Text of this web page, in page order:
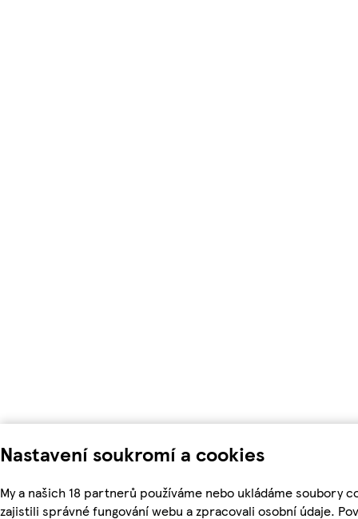
Nastavení soukromí a cookies
My a našich 18 partnerů používáme nebo ukládáme soubory
zajistili správné fungování webu a zpracovali osobní údaje.